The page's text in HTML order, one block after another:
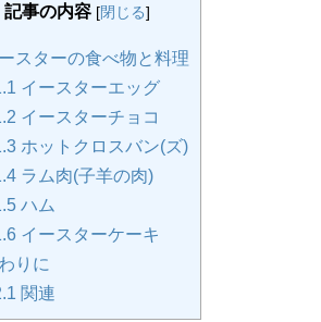
記事の内容 [閉じる]
スターの食べ物と料理
イースターエッグ
イースターチョコ
ホットクロスバン(ズ)
ラム肉(子羊の肉)
ハム
イースターケーキ
りに
関連